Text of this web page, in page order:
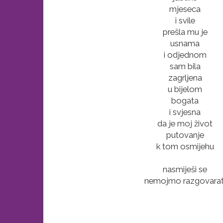
mjeseca
i svile
prešla mu je
usnama
i odjednom
sam bila
zagrljena
u bijelom
bogata
i svjesna
da je moj život
putovanje
k tom osmijehu
nasmiješi se
nemojmo